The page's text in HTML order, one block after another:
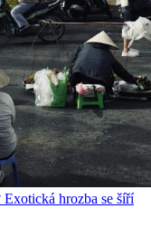
hrozba se šíří